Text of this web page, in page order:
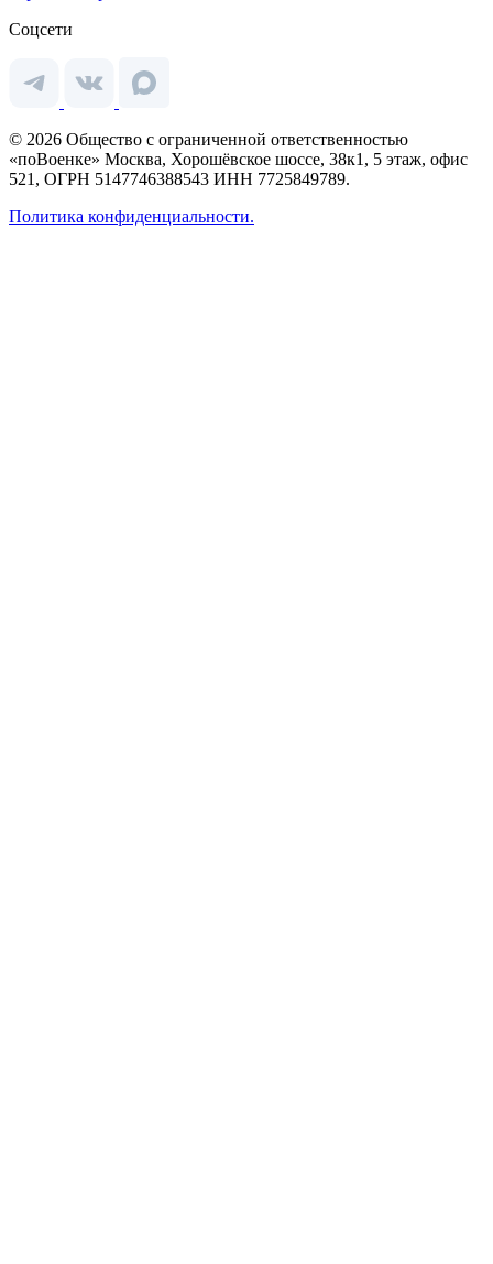
Соцсети
© 2026 Общество с ограниченной ответственностью
«поВоенке» Москва, Хорошёвское шоссе, 38к1, 5 этаж, офис
521, ОГРН 5147746388543 ИНН 7725849789.
Политика конфиденциальности.